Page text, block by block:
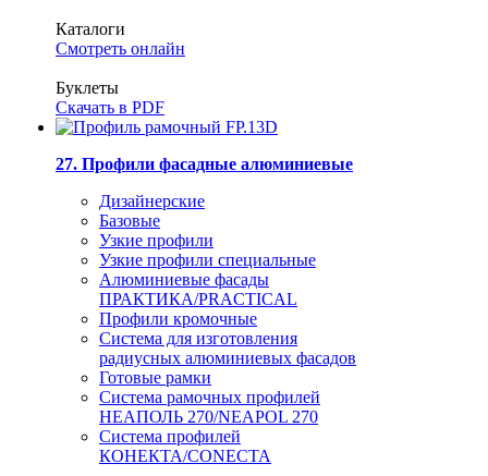
Каталоги
Смотреть онлайн
Буклеты
Скачать в PDF
27. Профили фасадные алюминиевые
Дизайнерские
Базовые
Узкие профили
Узкие профили специальные
Алюминиевые фасады
ПРАКТИКА/PRACTICAL
Профили кромочные
Система для изготовления
радиусных алюминиевых фасадов
Готовые рамки
Система рамочных профилей
НЕАПОЛЬ 270/NEAPOL 270
Система профилей
КОНЕКТА/CONECTA